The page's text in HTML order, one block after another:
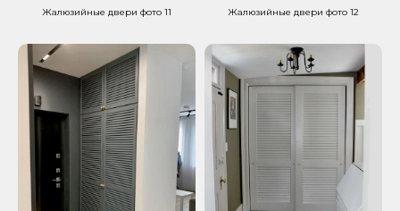
Жалюзийные двери фото 11 Жалюзийные двери фото 12